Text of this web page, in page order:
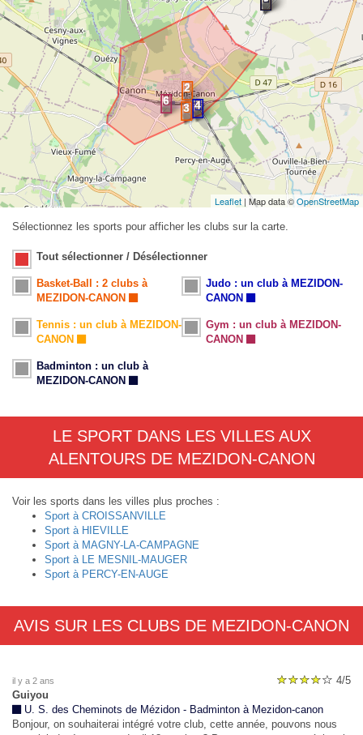
Leaflet | Map data ©OpenStreetMap
Sélectionnez les sports pour afficher les clubs sur la carte.
Tout sélectionner / Désélectionner
Basket-Ball : 2 clubs à
MEZIDON-CANON
Judo : un club à MEZIDON-
CANON
Tennis : un club à MEZIDON-
CANON
Gym : un club à MEZIDON-
CANON
Badminton : un club à
MEZIDON-CANON
LE SPORT DANS LES VILLES AUX
ALENTOURS DE MEZIDON-CANON
Voir les sports dans les villes plus proches :
Sport à CROISSANVILLE
Sport à HIEVILLE
Sport à MAGNY-LA-CAMPAGNE
Sport à LE MESNIL-MAUGER
Sport à PERCY-EN-AUGE
AVIS SUR LES CLUBS DE MEZIDON-CANON
il y a 2 ans
4/5
Guiyou
U. S. des Cheminots de Mézidon - Badminton à Mezidon-canon
Bonjour, on souhaiterai intégré votre club, cette année, pouvons nous